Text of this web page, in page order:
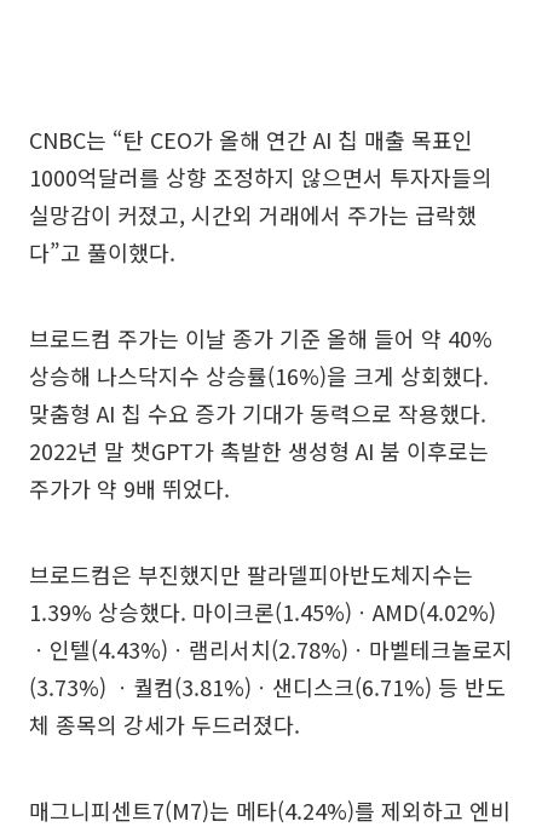
CNBC는 “탄 CEO가 올해 연간 AI 칩 매출 목표인
1000억달러를 상향 조정하지 않으면서 투자자들의
실망감이 커졌고, 시간외 거래에서 주가는 급락했
다”고 풀이했다.
브로드컴 주가는 이날 종가 기준 올해 들어 약 40%
상승해 나스닥지수 상승률(16%)을 크게 상회했다.
맞춤형 AI 칩 수요 증가 기대가 동력으로 작용했다.
2022년 말 챗GPT가 촉발한 생성형 AI 붐 이후로는
주가가 약 9배 뛰었다.
브로드컴은 부진했지만 팔라델피아반도체지수는
1.39% 상승했다. 마이크론(1.45%)ㆍAMD(4.02%)
ㆍ인텔(4.43%)ㆍ램리서치(2.78%)ㆍ마벨테크놀로지
(3.73%) ㆍ퀄컴(3.81%)ㆍ샌디스크(6.71%) 등 반도
체 종목의 강세가 두드러졌다.
매그니피센트7(M7)는 메타(4.24%)를 제외하고 엔비